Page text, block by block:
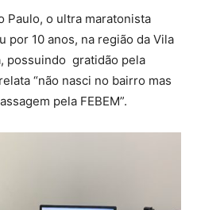
Paulo, o ultra maratonista
por 10 anos, na região da Vila
possuindo gratidão pela
“não nasci no bairro mas
pela FEBEM”.